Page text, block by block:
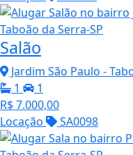
Salão
Jardim São Paulo -
1
1
R$ 7.000,00
Locação
SA0098